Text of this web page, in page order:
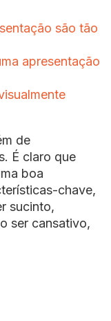
são tão
apresentação
de
É claro que
boa
chave,
sucinto,
ser cansativo,